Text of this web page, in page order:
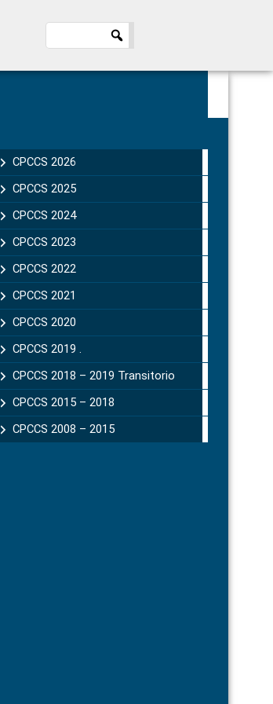
Sidebar
CPCCS 2026
CPCCS 2025
CPCCS 2024
CPCCS 2023
CPCCS 2022
CPCCS 2021
CPCCS 2020
CPCCS 2019 .
CPCCS 2018 – 2019 Transitorio
CPCCS 2015 – 2018
CPCCS 2008 – 2015